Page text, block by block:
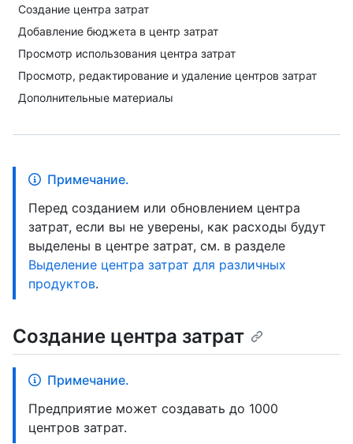
Создание центра затрат
Добавление бюджета в центр затрат
Просмотр использования центра затрат
Просмотр, редактирование и удаление центров затрат
Дополнительные материалы
Примечание.
Перед созданием или обновлением центра
затрат, если вы не уверены, как расходы будут
выделены в центре затрат, см. в разделе
Выделение центра затрат для различных
продуктов.
Создание центра затрат
Примечание.
Предприятие может создавать до 1000
центров затрат.